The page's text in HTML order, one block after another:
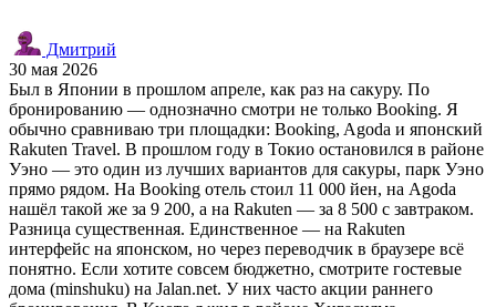
Дмитрий
30 мая 2026
Был в Японии в прошлом апреле, как раз на сакуру. По
бронированию — однозначно смотри не только Booking. Я
обычно сравниваю три площадки: Booking, Agoda и японский
Rakuten Travel. В прошлом году в Токио остановился в районе
Уэно — это один из лучших вариантов для сакуры, парк Уэно
прямо рядом. На Booking отель стоил 11 000 йен, на Agoda
нашёл такой же за 9 200, а на Rakuten — за 8 500 с завтраком.
Разница существенная. Единственное — на Rakuten
интерфейс на японском, но через переводчик в браузере всё
понятно. Если хотите совсем бюджетно, смотрите гостевые
дома (minshuku) на Jalan.net. У них часто акции раннего